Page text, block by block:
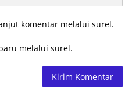
komentar melalui surel.
melalui surel.